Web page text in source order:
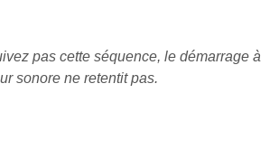
pas cette séquence, le démarrage à
sonore ne retentit pas.